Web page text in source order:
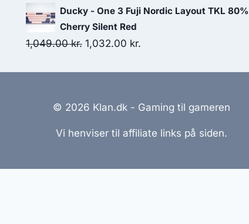
price
was:
299.00 kr..
price
Ducky - One 3 Fuji Nordic Layout TKL 80%
Cherry Silent Red
1,049.00kr. Original
1,032.00 kr.
© 2026 Klan.dk - Gaming til gameren
Vi henviser til affiliate links på siden.